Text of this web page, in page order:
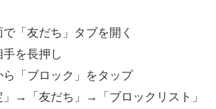
「友だち」タブを開く
を長押し
ら「ブロック」をタップ
」→「友だち」→「ブロックリスト」